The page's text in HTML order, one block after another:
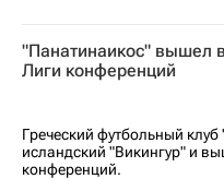
"Панатинаикос" вышел
Лиги конференций
Греческий футбольный
исландский "Викингур" и
конференций.